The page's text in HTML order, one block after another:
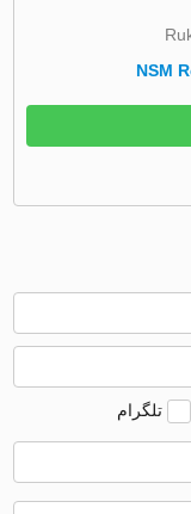
NSM
تلگرام